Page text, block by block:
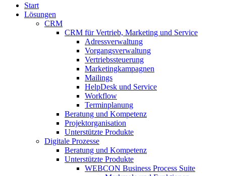
Start
Lösungen
CRM
CRM für Vertrieb, Marketing und Service
Adressverwaltung
Vorgangsverwaltung
Vertriebssteuerung
Marketingkampagnen
Mailings
HelpDesk und Service
Workflow
Terminplanung
Beratung und Kompetenz
Projektorganisation
Unterstützte Produkte
Digitale Prozesse
Beratung und Kompetenz
Unterstützte Produkte
WEBCON Business Process Suite